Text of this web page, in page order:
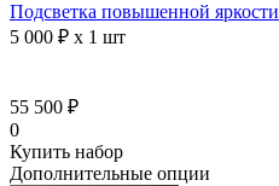
Подсветка повышенной яркости
5 000 ₽ x 1 шт
55 500 ₽
0
Купить набор
Дополнительные опции